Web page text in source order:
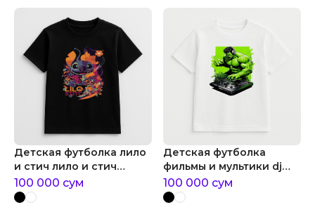
Детская футболка лило
и стич лило и стич
комикс disney
100 000 сум
Детская футболка
фильмы и мультики dj
hulk
100 000 сум